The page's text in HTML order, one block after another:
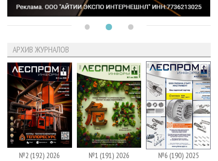
АРХИВ ЖУРНАЛОВ
№2 (192) 2026 №1 (191) 2026 №6 (190) 2025